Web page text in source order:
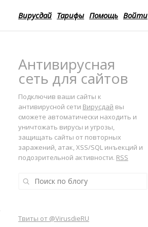
Вирусдай Тарифы Помощь Войти
Антивирусная
сеть для сайтов
Подключив ваши сайты к
антивирусной сети Вирусдай вы
сможете автоматически находить и
уничтожать вирусы и угрозы,
защищать сайты от повторных
заражений, атак, XSS/SQL инъекций и
подозрительной активности. RSS
Твиты от @VirusdieRU